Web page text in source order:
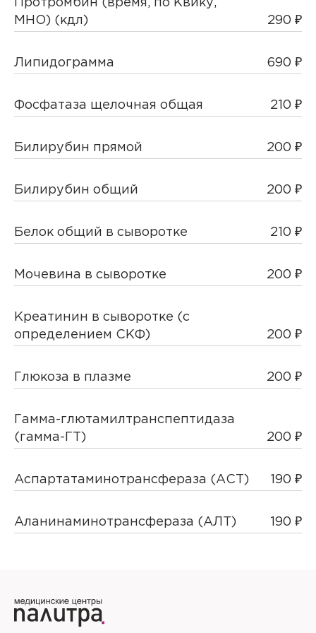
Протромбин (время, по Квику,
МНО) (кдл)
290 ₽
Липидограмма 690 ₽
Фосфатаза щелочная общая 210 ₽
Билирубин прямой 200 ₽
Билирубин общий 200 ₽
Белок общий в сыворотке 210 ₽
Мочевина в сыворотке 200 ₽
Креатинин в сыворотке (с
определением СКФ)
200 ₽
Глюкоза в плазме 200 ₽
Гамма-глютамилтранспептидаза
(гамма-ГТ)
200 ₽
Аспартатаминотрансфераза (АСТ) 190 ₽
Аланинаминотрансфераза (АЛТ) 190 ₽